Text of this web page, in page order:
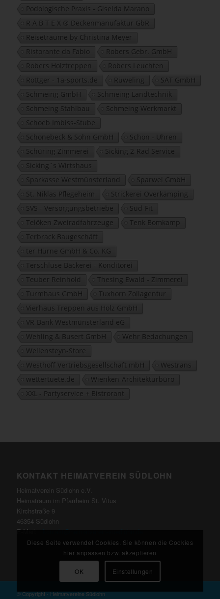
Podologische Praxis - Giselda Marano
R A B T E X ® Deckenmanufaktur GbR
Reiseträume by Christina Meyer
Ristorante da Fabio
Robers Gebr. GmbH
Robers Holztreppen
Robers Leuchten
Röttger - 1a-sports.de
Rüweling
SAT GmbH
Schmeing GmbH
Schmeing Landtechnik
Schmeing Stahlbau
Schmeing Werkmarkt
Schoeb Imbiss-Stube
Schonebeck & Sohn GmbH
Schön - Uhren
Schüring Zimmerei
Sicking 2-Rad Service
Sicking´s Wirtshaus
Sparkasse Westmünsterland
Sparwel GmbH
St. Niklas Pflegeheim
Strickerei Overkämping
SVS - Versorgungsbetriebe
Süd-Fit
Telöken Zweiradfahrzeuge
Tenk Bomkamp
Terbrack Baugeschäft
ter Hürne GmbH & Co. KG
Terschluse Bäckerei - Konditorei
Teuber Reinhold
Thesing Ewald - Zimmerei
Turmhaus GmbH
Tuxhorn Zollagentur
Vierhaus Treppen aus Holz GmbH
VR-Bank Westmünsterland eG
Wehling & Busert GmbH
Wehr Bedachungen
Wellensteyn-Store
Westhoff Vertriebsgesellschaft mbH
Westrans
wettertuete.de
Wienken-Architekturbüro
XXL - Partyservice + Bistrorant
KONTAKT HEIMATVEREIN SÜDLOHN
Heimatverein Südlohn e.V.
Heimatraum im Pfarrheim St. Vitus
Kirchstraße 9
46354 Südlohn
E-Mail: kontakt@heimatverein-suedlohn.de
© Copyright - Heimatvereine Südlohn
Diese Seite verwendet Cookies. Sie können die Cookies
hier anpassen bzw. akzeptieren
OK Einstellungen